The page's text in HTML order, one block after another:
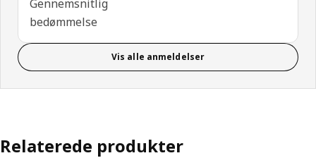
Gennemsnitlig
bedømmelse
Vis alle anmeldelser
Relaterede produkter